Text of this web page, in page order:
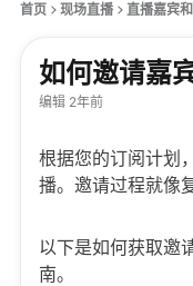
首页 现场直播 直播嘉宾
如何邀请嘉
编辑 2年前
根据您的订阅计划
播。邀请过程就像
以下是如何获取邀
南。